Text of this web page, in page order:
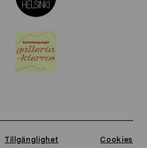
Tillgänglighet Cookies